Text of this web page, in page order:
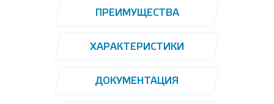
ПРЕИМУЩЕСТВА
ХАРАКТЕРИСТИКИ
ДОКУМЕНТАЦИЯ